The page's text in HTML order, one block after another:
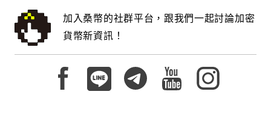
加入桑幣的社群平台，跟我們一起討論加密
貨幣新資訊！